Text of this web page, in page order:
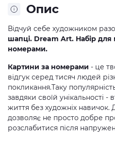
Опис
Відчуй себе художником
шапці. Dream Art. Набір
номерами.
Картини за номерами - це
відгук серед тисяч людей
покликання.Таку
завдяки своїй унікальності -
життя без художніх навичок.
дозволяє не просто добре
розслабитися після